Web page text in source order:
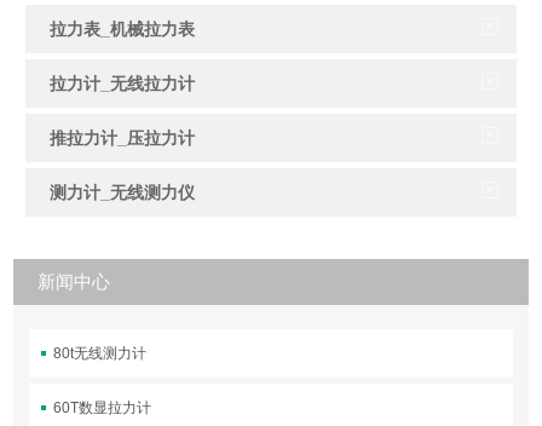
拉力表_机械拉力表
拉力计_无线拉力计
推拉力计_压拉力计
测力计_无线测力仪
新闻中心
80t无线测力计
60T数显拉力计